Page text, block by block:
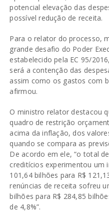
potencial elevação das
possível redução de receita.
Para o relator do processo,
grande desafio do Poder
estabelecido pela EC 95/
será a contenção das
assim como os gastos com
afirmou.
O ministro relator destacou
quadro de restrição
acima da inflação, dos
quando se compara as
De acordo em ele, “o total
creditícios experimentou um
101,64 bilhões para R$
renúncias de receita sofreu
bilhões para R$ 284,85
de 4,8%”.